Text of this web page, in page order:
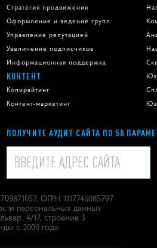
Стратегия продвижения
Оформление и ведение групп
Управление репутацией
Увеличение подписчиков
Информационная поддержка
КОНТЕНТ
Копирайтинг
Контент-маркетинг
ПОЛУЧИТЕ АУДИТ САЙТА ПО 58
ОГРН 1117746085797
персональных данных
4/17, строение 3
с 2000 года